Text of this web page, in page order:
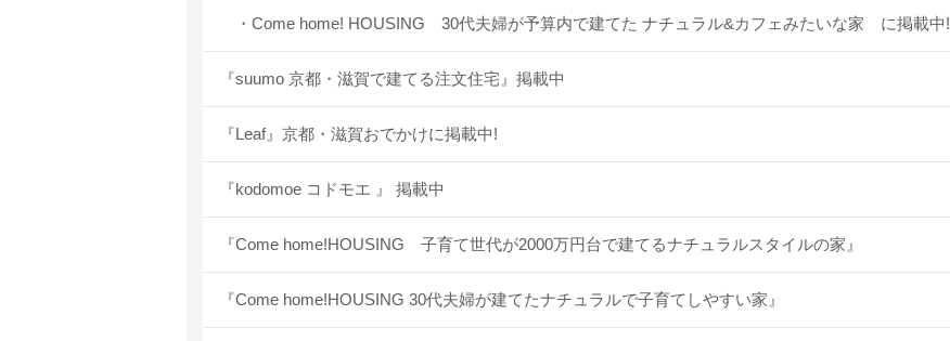
・Come home! HOUSING 30代夫婦が予算内で建てた ナチュラル&カフェみたいな家 に掲載中!
『suumo 京都・滋賀で建てる注文住宅』掲載中
『Leaf』京都・滋賀おでかけに掲載中!
『kodomoe コドモエ 』 掲載中
『Come home!HOUSING 子育て世代が2000万円台で建てるナチュラルスタイルの家』
『Come home!HOUSING 30代夫婦が建てたナチュラルで子育てしやすい家』